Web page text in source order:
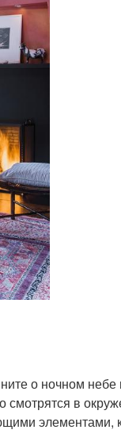
о ночном небе
в
элементами,